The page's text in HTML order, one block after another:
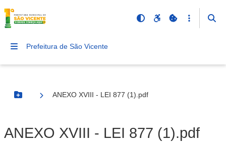
Prefeitura de São Vicente
Botão Menu
ANEXO XVIII - LEI 877 (1).pdf
ANEXO XVIII - LEI 877 (1).pdf